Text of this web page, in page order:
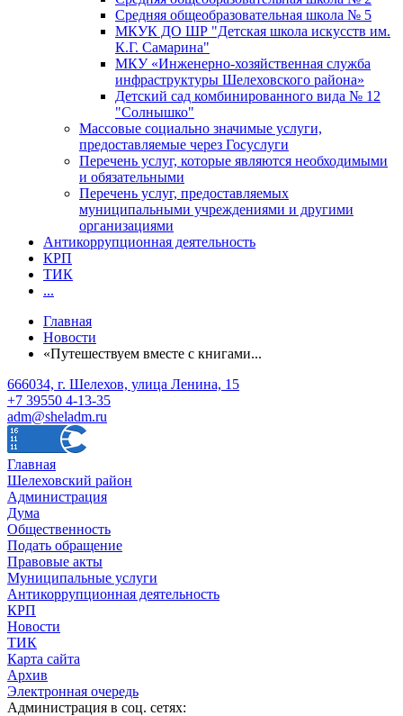
Средняя общеобразовательная школа № 5
МКУК ДО ШР "Детская школа искусств им.
К.Г. Самарина"
МКУ «Инженерно-хозяйственная служба
инфраструктуры Шелеховского района»
Детский сад комбинированного вида № 12
"Солнышко"
Массовые социально значимые услуги,
предоставляемые через Госуслуги
Перечень услуг, которые являются необходимыми
и обязательными
Перечень услуг, предоставляемых
муниципальными учреждениями и другими
организациями
Антикоррупционная деятельность
КРП
ТИК
...
Главная
Новости
«Путешествуем вместе с книгами...
666034, г. Шелехов, улица Ленина, 15
+7 39550 4-13-35
adm@sheladm.ru
Главная
Шелеховский район
Администрация
Дума
Общественность
Подать обращение
Правовые акты
Муниципальные услуги
Антикоррупционная деятельность
КРП
Новости
ТИК
Карта сайта
Архив
Электронная очередь
Администрация в соц. сетях: